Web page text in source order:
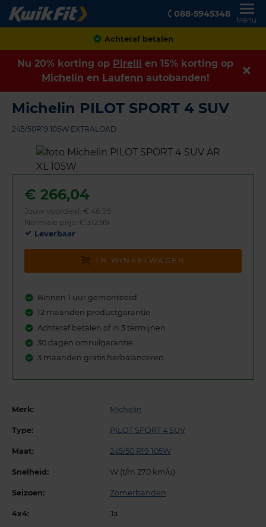
088-5945348
Menu
Achteraf betalen
Nu 20% korting op Pirelli en 15% korting op
Michelin en Laufenn autobanden!
Michelin PILOT SPORT 4 SUV
245/50R19 105W EXTRALOAD
€ 266,04
Jouw voordeel: € 46,95
Normale prijs: € 312,99
Leverbaar
IN WINKELWAGEN
Binnen 1 uur gemonteerd
12 maanden productgarantie
Achteraf betalen of in 3 termijnen
30 dagen omruilgarantie
3 maanden gratis herbalanceren
Merk: Michelin
Type: PILOT SPORT 4 SUV
Maat: 245/50 R19 105W
Snelheid: W (t/m 270 km/u)
Seizoen: Zomerbanden
4x4: Ja